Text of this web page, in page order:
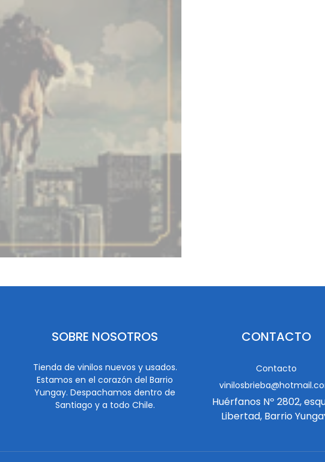
SOBRE NOSOTROS
Tienda de vinilos nuevos y usados.
Estamos en el corazón del Barrio
Yungay. Despachamos dentro de
Santiago y a todo Chile.
CONTACTO
Contacto
Huérfanos Nº 2802,
Libertad, Barrio